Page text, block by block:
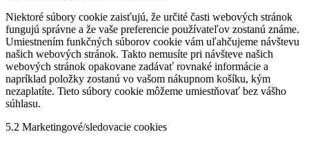
Niektoré súbory cookie zaisťujú, že určité časti webových stránok
fungujú správne a že vaše preferencie používateľov zostanú známe.
Umiestnením funkčných súborov cookie vám uľahčujeme návštevu
našich webových stránok. Takto nemusíte pri návšteve našich
webových stránok opakovane zadávať rovnaké informácie a
napríklad položky zostanú vo vašom nákupnom košíku, kým
nezaplatíte. Tieto súbory cookie môžeme umiestňovať bez vášho
súhlasu.
5.2 Marketingové/sledovacie cookies